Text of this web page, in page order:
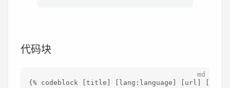
代码块
{% codeblock [title] [lang:language] [url] [link